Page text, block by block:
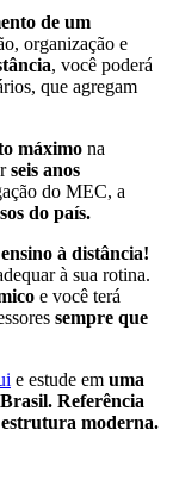
de um
organização e
, você poderá
que agregam
máximo na
seis anos
do MEC, a
do país.
à distância!
à sua rotina.
e você terá
sempre que
e estude em uma
Referência
moderna.